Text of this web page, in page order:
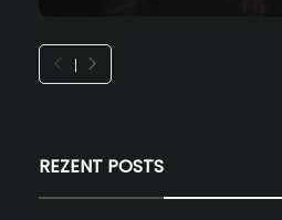
REZENT POSTS